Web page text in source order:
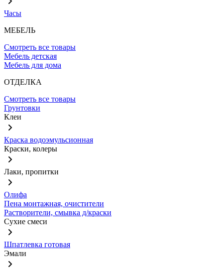
Часы
МЕБЕЛЬ
Смотреть все товары
Мебель детская
Мебель для дома
ОТДЕЛКА
Смотреть все товары
Грунтовки
Клеи
Краска водоэмульсионная
Краски, колеры
Лаки, пропитки
Олифа
Пена монтажная, очистители
Растворители, смывка д/краски
Сухие смеси
Шпатлевка готовая
Эмали